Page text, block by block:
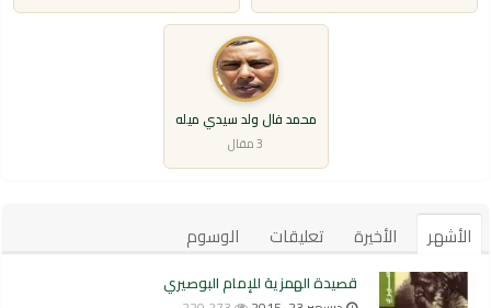
محمد فال ولد سيدي ميله
3 مقال
الأشهر الأخيرة تعليقات الوسوم
قصيدة الهمزية للإمام البوصيري